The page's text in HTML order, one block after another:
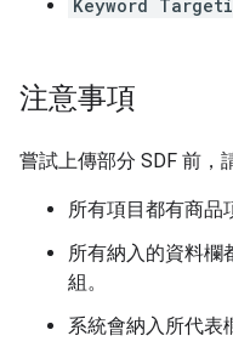
Keyword
注意事項
嘗試上傳部分 SDF 前，
所有項目都有商品
所有納入的資料欄
組。
系統會納入所代表